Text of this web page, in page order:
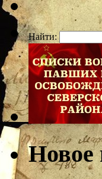
Найти:
Новое